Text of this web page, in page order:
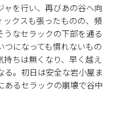
ャを行い、再びあの谷へ向
ックスも張ったものの、頻
なセラックの下部を通る
になっても慣れないもの
ちは無くなり、早く越え
る。初日は安全な岩小屋ま
あるセラックの崩壊で谷中